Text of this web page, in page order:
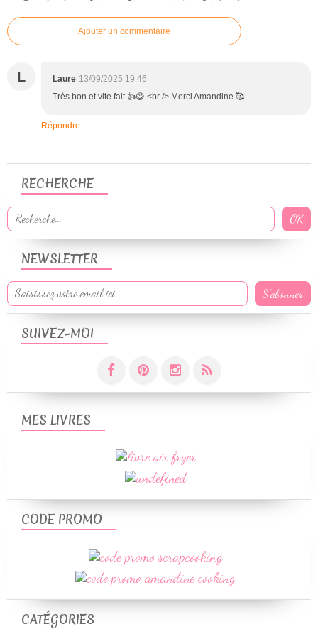
Ajouter un commentaire
L Laure 13/09/2025 19:46
Très bon et vite fait 👍😋.<br /> Merci Amandine 🥰
Répondre
NEWSLETTER
SUIVEZ-MOI
RECHERCHE
CATÉGORIES
MES LIVRES
CODE PROMO